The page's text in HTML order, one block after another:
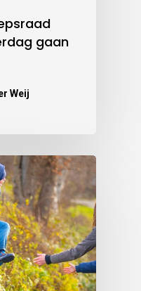
gaan
Weij